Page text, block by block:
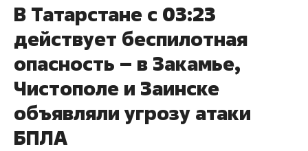
В Татарстане с 03:23
действует беспилотная
опасность – в Закамье,
Чистополе и Заинске
объявляли угрозу атаки
БПЛА